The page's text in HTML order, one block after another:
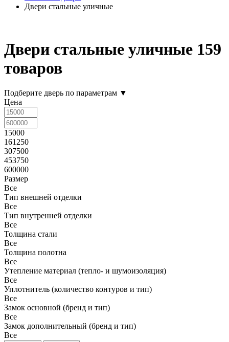
Двери стальные уличные
Двери стальные уличные 159
товаров
Подберите дверь по параметрам ▼
Цена
15000
161250
307500
453750
600000
Размер
Все
Тип внешней отделки
Все
Тип внутренней отделки
Все
Толщина стали
Все
Толщина полотна
Все
Утепление материал (тепло- и шумоизоляция)
Все
Уплотнитель (количество контуров и тип)
Все
Замок основной (бренд и тип)
Все
Замок дополнительный (бренд и тип)
Все